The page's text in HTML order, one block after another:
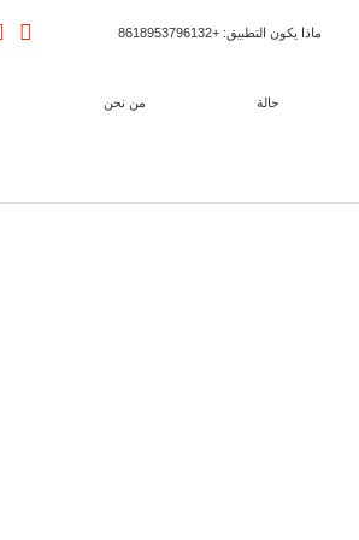
حالة من نحن
ماذا يكون التطبيق: +8618953796132